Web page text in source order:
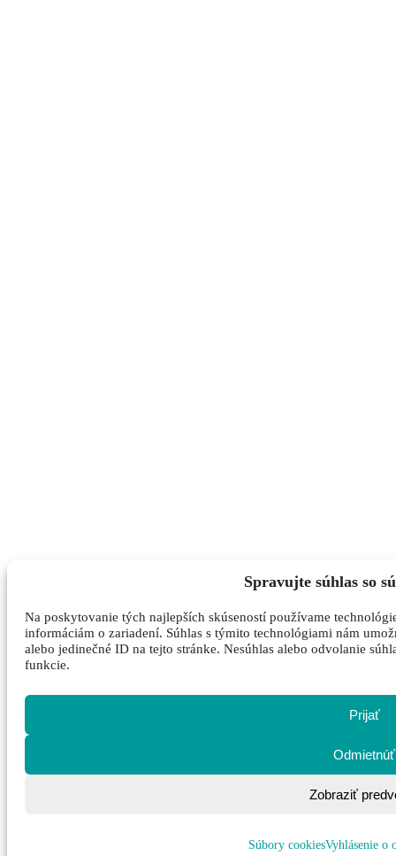
Spravujte súhlas so
Na poskytovanie tých najlepších skúseností používame
informáciám o zariadení. Súhlas s týmito technológiami nám
alebo jedinečné ID na tejto stránke. Nesúhlas alebo odvolanie
funkcie.
Prijať
Odmietnúť
Zobraziť
Súbory cookiesVyhlásenie o